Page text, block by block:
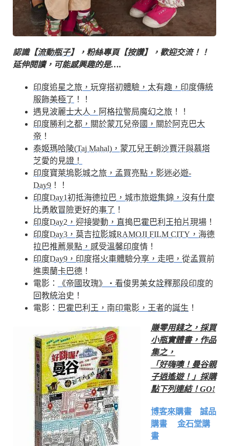
認識【流動瓶子】，粉絲專頁【按讚】，歡迎交流！！
延伸閱讀，可能感興趣的是….
印度追星之旅，玩穿搭初體驗，太有趣，印度傳統
服飾美極了 ！！
遇見波麗士大人，阿格拉警局魔幻之旅 ！！
印度勝利之都，關於蒙兀兒帝國，關於阿克巴大
帝 ！
泰姬瑪哈陵(Taj Mahal)，蒙兀兒王朝沙賈汗與慕塔
芝愛的見證！
印度寶萊塢影城之旅，孟買亮點，影迷必遊-
Day9 ！！
印度Day1初抵海德拉巴，城市旅遊集錦，沒有什麼
比勇敢冒險更好的事了 ！
印度Day2，迎接變動，直搗巴霍巴利王拍片現場 ！
印度Day3，莫吉拉影城RAMOJI FILM CITY，海德
拉巴推薦景點，感受溫馨印度情 ！
印度Day9，印度搭火車體驗分享，走吧，從孟買前
進奧蘭卡巴德 ！
電影：
《帝國玫瑰》‧看俊男美女詮釋那段印度的
回教統治史 ！
電影： 巴霍巴利王，南印電影，王者的誕生 ！
賺零用錢之，採買
小瓶實體書，作品
集之，
「好嗨噢！曼谷親
子逍遙遊！」採購
點下列連結！GO!
博客來購書
誠品
購書
金石堂購
書